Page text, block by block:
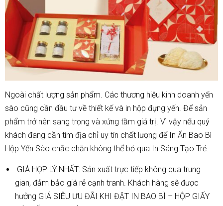
Ngoài chất lượng sản phẩm. Các thương hiệu kinh doanh yến
sào cũng cần đầu tư về thiết kế và in hộp đựng yến. Để sản
phẩm trở nên sang trọng và xứng tầm giá trị. Vì vậy nếu quý
khách đang cần tìm địa chỉ uy tín chất lượng để In Ấn Bao Bì
Hộp Yến Sào chắc chắn không thể bỏ qua In Sáng Tạo Trẻ.
GIÁ HỢP LÝ NHẤT: Sản xuất trực tiếp không qua trung
gian, đảm bảo giá rẻ cạnh tranh. Khách hàng sẽ được
hưởng GIÁ SIÊU ƯU ĐÃI KHI ĐẶT IN BAO BÌ – HỘP GIẤY